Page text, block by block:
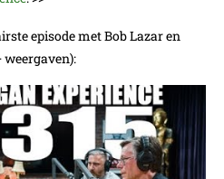
episode met Bob Lazar en